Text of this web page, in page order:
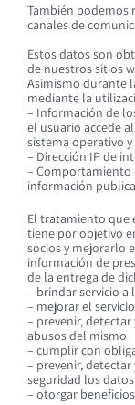
También podemos
canales de
Estos datos son
de nuestros sitios
Asimismo durante
mediante la
– Información de
el usuario accede
sistema operativo
– Dirección IP de
– Comportamiento
información
El tratamiento que
tiene por objetivo
socios y mejorarlo
información de
de la entrega de
– brindar servicio a
– mejorar el
– prevenir,
abusos del mismo
– cumplir con
– prevenir,
seguridad los
– otorgar